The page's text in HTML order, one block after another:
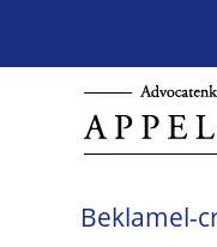
Beklamel-